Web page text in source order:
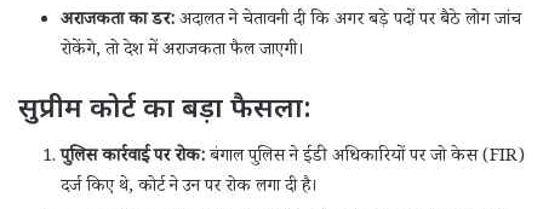
अराजकता का डर:अदालत ने चेतावनी दी कि अगर बड़े पदों पर बैठे लोग जांच
रोकेंगे, तो देश में अराजकता फैल जाएगी।
सुप्रीम कोर्ट का बड़ा फैसला:
पुलिस कार्रवाई पर रोक:बंगाल पुलिस ने ईडी अधिकारियों पर जो केस (FIR)
दर्ज किए थे, कोर्ट ने उन पर रोक लगा दी है।